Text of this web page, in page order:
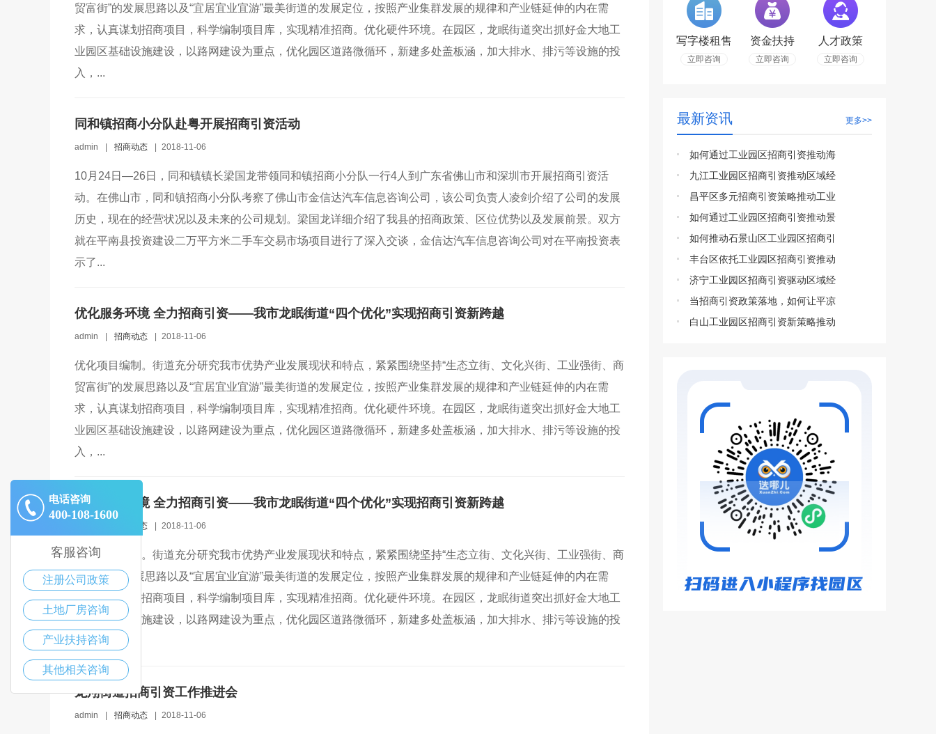
贸富街”的发展思路以及“宜居宜业宜游”最美街道的发展定位，按照产业集群发展的规律和产业链延伸的内在需
求，认真谋划招商项目，科学编制项目库，实现精准招商。优化硬件环境。在园区，龙眠街道突出抓好金大地工
业园区基础设施建设，以路网建设为重点，优化园区道路微循环，新建多处盖板涵，加大排水、排污等设施的投
入，...
同和镇招商小分队赴粤开展招商引资活动
admin 招商动态 2018-11-06
10月24日—26日，同和镇镇长梁国龙带领同和镇招商小分队一行4人到广东省佛山市和深圳市开展招商引资活
动。在佛山市，同和镇招商小分队考察了佛山市金信达汽车信息咨询公司，该公司负责人凌剑介绍了公司的发展
历史，现在的经营状况以及未来的公司规划。梁国龙详细介绍了我县的招商政策、区位优势以及发展前景。双方
就在平南县投资建设二万平方米二手车交易市场项目进行了深入交谈，金信达汽车信息咨询公司对在平南投资表
示了...
优化服务环境 全力招商引资——我市龙眠街道“四个优化”实现招商引资新跨越
admin 招商动态 2018-11-06
优化项目编制。街道充分研究我市优势产业发展现状和特点，紧紧围绕坚持“生态立街、文化兴街、工业强街、商
贸富街”的发展思路以及“宜居宜业宜游”最美街道的发展定位，按照产业集群发展的规律和产业链延伸的内在需
求，认真谋划招商项目，科学编制项目库，实现精准招商。优化硬件环境。在园区，龙眠街道突出抓好金大地工
业园区基础设施建设，以路网建设为重点，优化园区道路微循环，新建多处盖板涵，加大排水、排污等设施的投
入，...
优化服务环境 全力招商引资——我市龙眠街道“四个优化”实现招商引资新跨越
招商动态 2018-11-06
优化项目编制。街道充分研究我市优势产业发展现状和特点，紧紧围绕坚持“生态立街、文化兴街、工业强街、商
贸富街”的发展思路以及“宜居宜业宜游”最美街道的发展定位，按照产业集群发展的规律和产业链延伸的内在需
求，认真谋划招商项目，科学编制项目库，实现精准招商。优化硬件环境。在园区，龙眠街道突出抓好金大地工
业园区基础设施建设，以路网建设为重点，优化园区道路微循环，新建多处盖板涵，加大排水、排污等设施的投
入，...
龙翔街道招商引资工作推进会
admin 招商动态 2018-11-06
写字楼租售
立即咨询
资金扶持
立即咨询
人才政策
立即咨询
最新资讯 更多>>
如何通过工业园区招商引资推动海
九江工业园区招商引资推动区域经
昌平区多元招商引资策略推动工业
如何通过工业园区招商引资推动景
如何推动石景山区工业园区招商引
丰台区依托工业园区招商引资推动
济宁工业园区招商引资驱动区域经
当招商引资政策落地，如何让平凉
白山工业园区招商引资新策略推动
电话咨询
400-108-1600
客服咨询
注册公司政策
土地厂房咨询
产业扶持咨询
其他相关咨询